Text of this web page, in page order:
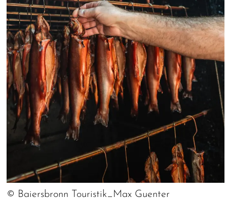
© Baiersbronn Touristik_Max Guenter